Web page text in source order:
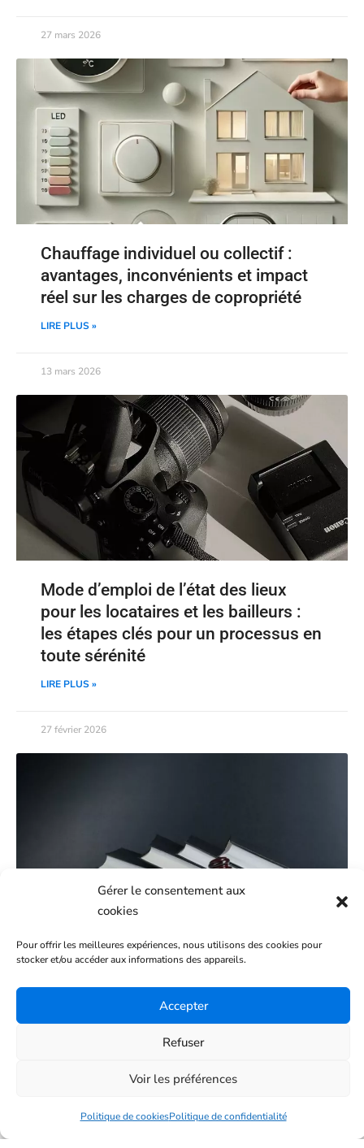
Gérer le consentement aux
cookies
Pour offrir les meilleures expériences, nous utilisons des cookies pour
stocker et/ou accéder aux informations des appareils.
Accepter
Refuser
Voir les préférences
Politique de cookiesPolitique de confidentialité
27 mars 2026
Chauffage individuel ou collectif :
avantages, inconvénients et impact
réel sur les charges de copropriété
LIRE PLUS »
13 mars 2026
Mode d’emploi de l’état des lieux
pour les locataires et les bailleurs :
les étapes clés pour un processus en
toute sérénité
LIRE PLUS »
27 février 2026
Clauses interdites et abusives dans
un bail de location : ce que la loi
interdit formellement